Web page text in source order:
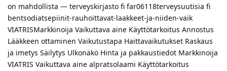
on mahdollista — terveyskirjasto fi far06118terveysuutisia fi
bentsodiatsepiinit-rauhoittavat-laakkeet-ja-niiden-vaik
VIATRISMarkkinoija Vaikuttava aine Käyttötarkoitus Annostus
Lääkkeen ottaminen Vaikutustapa Haittavaikutukset Raskaus
ja imetys Säilytys Ulkonäkö Hinta ja pakkaustiedot Markkinoija
VIATRIS Vaikuttava aine alpratsolaami Käyttötarkoitus